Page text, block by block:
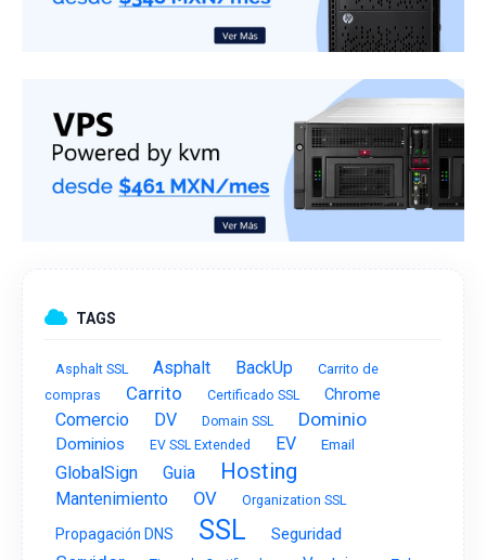
TAGS
Asphalt SSL Asphalt BackUp
Carrito de
compras
Carrito Certificado SSL Chrome
Comercio DV Domain SSL Dominio
Dominios EV SSL Extended EV Email
GlobalSign Guia Hosting
Mantenimiento OV Organization SSL
Propagación DNS SSL Seguridad